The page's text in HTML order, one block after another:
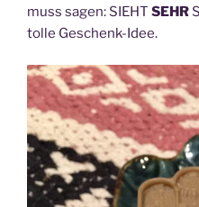
muss sagen: SIEHT SEHR
tolle Geschenk-Idee.